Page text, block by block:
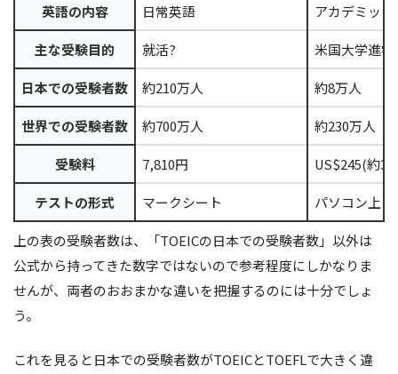
英語の内容 日常英語 アカデミッ
主な受験目的 就活? 米国大学進学
日本での受験者数 約210万人 約8万人
世界での受験者数 約700万人 約230万人
受験料 7,810円 US$245(約
テストの形式 マークシート パソコン上
上の表の受験者数は、「TOEICの日本での受験者数」以外は
公式から持ってきた数字ではないので参考程度にしかなりま
せんが、両者のおおまかな違いを把握するのには十分でしょ
う。
これを見ると日本での受験者数がTOEICとTOEFLで大きく違